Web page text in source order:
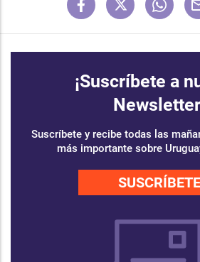
¡Suscríbete a
Suscríbete y recibe todas las
más importante sobre
SUSCRÍBETE